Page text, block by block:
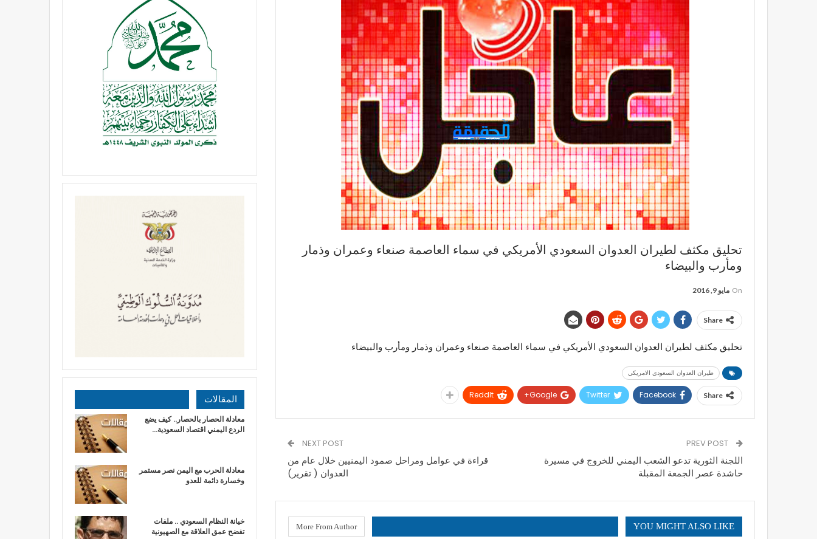
تحليق مكثف لطيران العدوان السعودي الأمريكي في سماء العاصمة صنعاء وعمران وذمار
ومأرب والبيضاء
On مايو 9, 2016
Share
تحليق مكثف لطيران العدوان السعودي الأمريكي في سماء العاصمة صنعاء وعمران وذمار ومأرب والبيضاء
طيران العدوان السعودي الامريكي
Share
Facebook
Twitter
Google+
ReddIt
اللجنة الثورية تدعو الشعب اليمني للخروج في مسيرة
حاشدة عصر الجمعة المقبلة
NEXT POST
قراءة في عوامل ومراحل صمود اليمنيين خلال عام من
العدوان ( تقرير)
YOU MIGHT ALSO LIKE
More From Author
المقالات
معادلة الحصار بالحصار.. كيف يضع
الردع اليمني اقتصاد السعودية…
​معادلة الحرب مع اليمن نصر مستمر
وخسارة دائمة للعدو
خيانة النظام السعودي .. ملفات
تفضح عمق العلاقة مع الصهيونية